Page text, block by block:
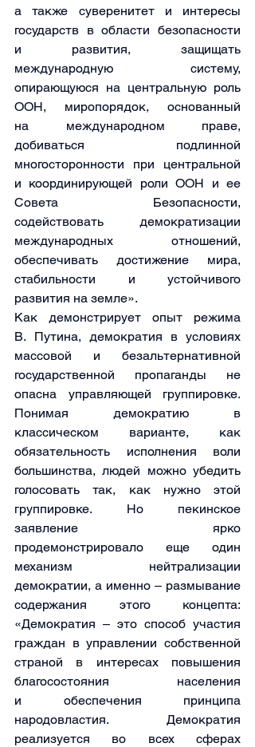
а также суверенитет и интересы
государств в области безопасности
и развития, защищать
международную систему,
опирающуюся на центральную роль
ООН, миропорядок, основанный
на международном праве,
добиваться подлинной
многосторонности при центральной
и координирующей роли ООН и ее
Совета Безопасности,
содействовать демократизации
международных отношений,
обеспечивать достижение мира,
стабильности и устойчивого
развития на земле».
Как демонстрирует опыт режима
В. Путина, демократия в условиях
массовой и безальтернативной
государственной пропаганды не
опасна управляющей группировке.
Понимая демократию в
классическом варианте, как
обязательность исполнения воли
большинства, людей можно убедить
голосовать так, как нужно этой
группировке. Но пекинское
заявление ярко
продемонстрировало еще один
механизм нейтрализации
демократии, а именно – размывание
содержания этого концепта:
«Демократия – это способ участия
граждан в управлении собственной
страной в интересах повышения
благосостояния населения
и обеспечения принципа
народовластия. Демократия
реализуется во всех сферах